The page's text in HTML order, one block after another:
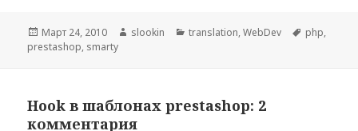
Опубликовано
Март 24, 2010 Автор
slookin Рубрики
translation,WebDev Метки
php,
prestashop, smarty
Hook в шаблонах prestashop: 2
комментария